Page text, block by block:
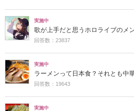
実施中
歌が上手だと思うホロライブのメ
回答数：23837
実施中
ラーメンって日本食？それとも中
回答数：19643
実施中